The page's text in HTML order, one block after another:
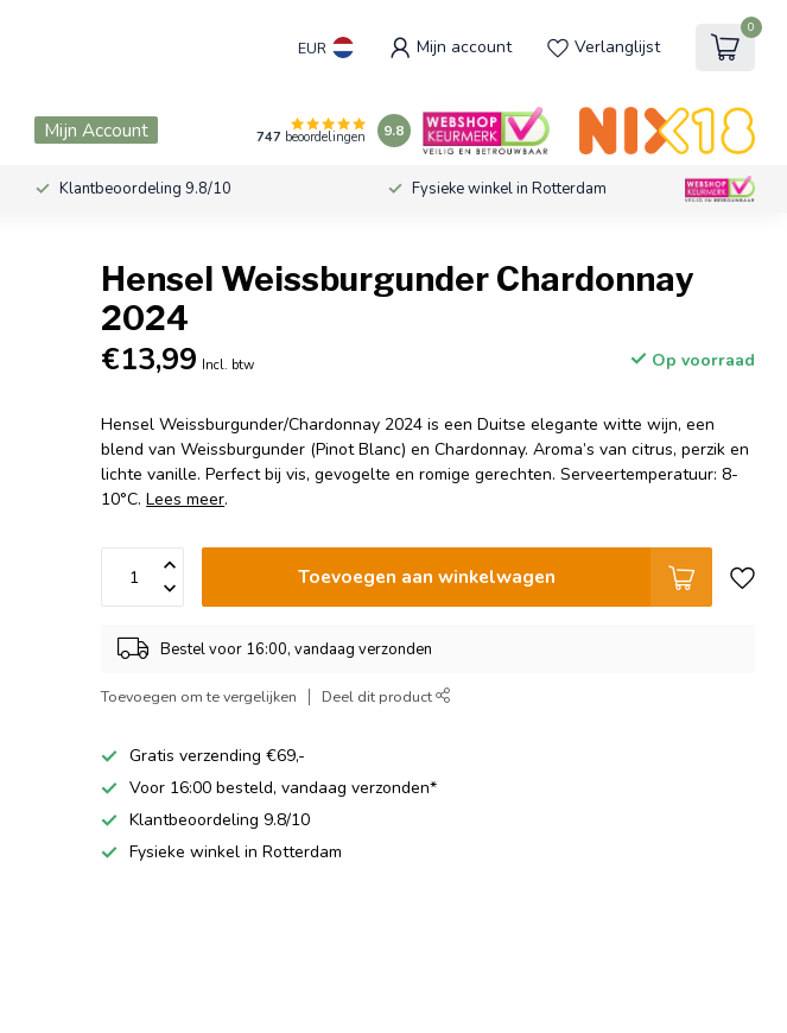
EUR Mijn account Verlanglijst
0
Mijn Account 747 beoordelingen 9.8
Klantbeoordeling 9.8/10 Fysieke winkel in Rotterdam
Hensel Weissburgunder Chardonnay
2024
€13,99 Incl. btw Op voorraad
Hensel Weissburgunder/Chardonnay 2024 is een Duitse elegante witte wijn, een
blend van Weissburgunder (Pinot Blanc) en Chardonnay. Aroma’s van citrus, perzik en
lichte vanille. Perfect bij vis, gevogelte en romige gerechten. Serveertemperatuur: 8-
10°C.Lees meer.
Toevoegen aan winkelwagen
Bestel voor 16:00, vandaag verzonden
Toevoegen om te vergelijken Deel dit product
Gratis verzending €69,-
Voor 16:00 besteld, vandaag verzonden*
Klantbeoordeling 9.8/10
Fysieke winkel in Rotterdam